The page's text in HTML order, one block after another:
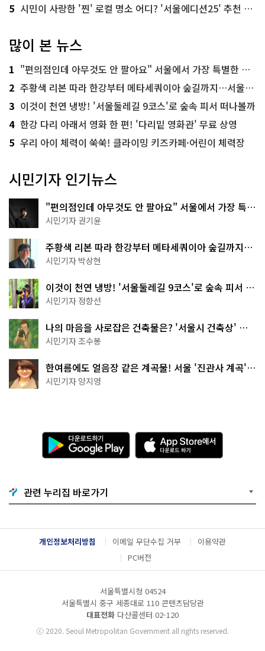
5 시민이 사랑한 '찐' 로컬 명소 어디? '서울에디션25' 추천 코스
많이 본 뉴스
1 "편의점인데 아무것도 안 팔아요" 서울에서 가장 특별한 편의점의 정체
2 주황색 리본 따라 한강부터 메타세쿼이아 숲길까지…서울둘레길 15코스
3 이것이 천연 냉방! '서울둘레길 9코스'로 숲속 피서 떠나볼까
4 한강 다리 아래서 영화 한 편! '다리밑 영화관' 무료 상영
5 우리 아이 체력이 쑥쑥! 클라이밍 키즈카페·어린이 체력장
시민기자 인기뉴스
"편의점인데 아무것도 안 팔아요" 서울에서 가장 특별
한 편의점의 정체
시민기자 권기윤
주황색 리본 따라 한강부터 메타세쿼이아 숲길까지…
서울둘레길 15코스
시민기자 박상현
이것이 천연 냉방! '서울둘레길 9코스'로 숲속 피서 떠
나볼까
시민기자 정향선
나의 마음을 사로잡은 건축물은? '서울시 건축상' 수
상작 공개!
시민기자 조수봉
한여름에도 얼음장 같은 계곡물! 서울 '진관사 계곡'이
천국이네~
시민기자 양지영
다
운
로
기
G
o
g
l
e
A
p
p
e
서
다
운
관련 누리집 바로가기
개인정보처리방침 이메일 무단수집 거부
이용약관
PC버전
서울특별시청 04524
서울특별시 중구 세종대로 110 콘텐츠담당관
대표전화 다산콜센터 02-120
ⓒ2020. Seoul Metropolitan Government all rights reserved.